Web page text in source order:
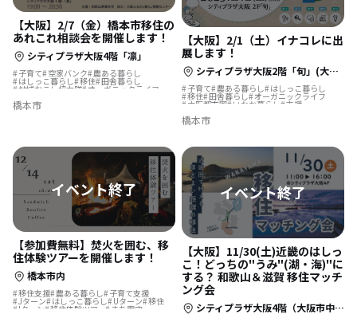
【大阪】2/7（金）橋本市移住の
あれこれ相談会を開催します！
シティプラザ大阪4階「凛」
子育て 空家バンク 農ある暮らし
はしっこ暮らし 移住 田舎暮らし
地域おこし協力隊 オーガニックライフ
空き家
ここが落ち着くんです
橋本市
【大阪】2/1（土）イナコレに出
展します！
シティプラザ大阪2階「旬」(大阪市中央区本町橋2-31)
子育て 農ある暮らし はしっこ暮らし
移住 田舎暮らし オーガニックライフ
大阪都市圏 いなか暮らし 支援
橋本市
【参加費無料】焚火を囲む、移
住体験ツアーを開催します！
橋本市内
移住支援 農ある暮らし 子育て支援
Jターン はしっこ暮らし Uターン 移住
Iターン 移住体験ツアー まち案内
【大阪】11/30(土)近畿のはしっ
こ！どっちの"うみ"(湖・海)"に
する？ 和歌山＆滋賀 移住マッチ
ング会
シティプラザ大阪4階（大阪市中央区本町橋2－31）